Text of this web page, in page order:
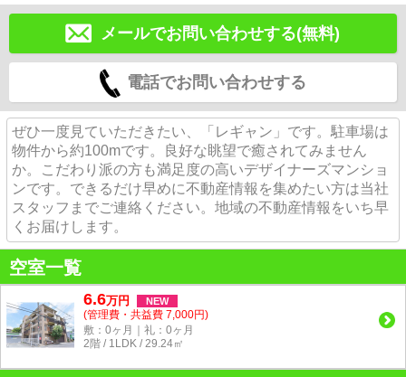
メールでお問い合わせする(無料)
電話でお問い合わせする
ぜひ一度見ていただきたい、「レギャン」です。駐車場は
物件から約100mです。良好な眺望で癒されてみません
か。こだわり派の方も満足度の高いデザイナーズマンショ
ンです。できるだけ早めに不動産情報を集めたい方は当社
スタッフまでご連絡ください。地域の不動産情報をいち早
くお届けします。
空室一覧
6.6万円 NEW
(管理費・共益費 7,000円)
敷：0ヶ月｜礼：0ヶ月
2階 / 1LDK / 29.24㎡